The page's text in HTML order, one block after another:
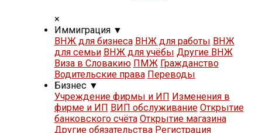
×
Иммиграция ▼
ВНЖ для бизнеса ВНЖ для работы ВНЖ
для семьи ВНЖ для учёбы Другие ВНЖ
Виза в Словакию ПМЖ Гражданство
Водительские права Переводы
Бизнес ▼
Учреждение фирмы и ИП Изменения в
фирме и ИП ВИП обслуживание Открытие
банковского счёта Открытие магазина
Другие обязательства Регистрация